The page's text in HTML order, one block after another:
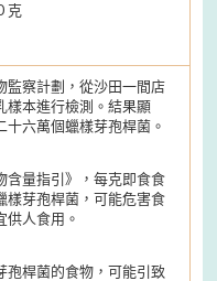
克
監察計劃，從沙田一間店
樣本進行檢測。結果顯
十六萬個蠟樣芽孢桿菌。
含量指引》，每克即食食
樣芽孢桿菌，可能危害食
供人食用。
孢桿菌的食物，可能引致